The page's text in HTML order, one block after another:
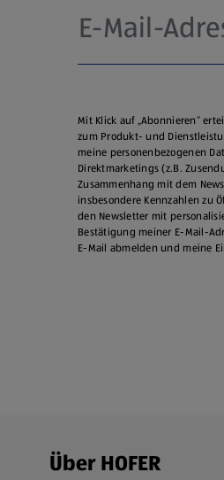
Mit Klick auf „Abonnieren“
zum Produkt- und
meine personenbezogenen
Direktmarketings (z.B.
Zusammenhang mit dem
insbesondere Kennzahlen zu
den Newsletter mit
Bestätigung meiner E-Mail-
E‑Mail abmelden und meine
Fußzeilenmenü - weitere Links
Über HOFER